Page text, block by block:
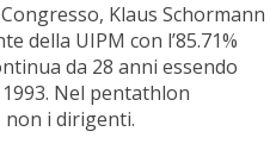
Klaus Schormann
della UIPM con l’85.71%
da 28 anni essendo
Nel pentathlon
i dirigenti.